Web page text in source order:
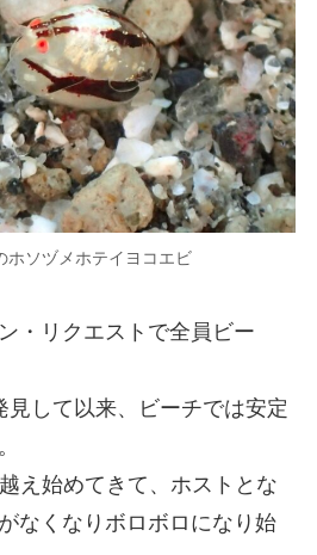
ホソヅメホテイヨコエビ
・リクエストで全員ビー
見して以来、ビーチでは安定
え始めてきて、ホストとな
なくなりボロボロになり始